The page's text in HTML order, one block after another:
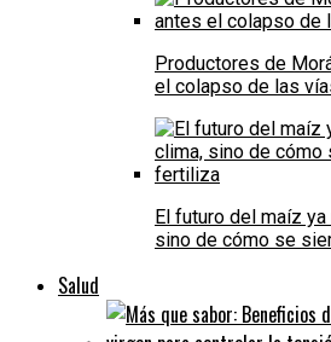
Productores de
el colapso de las
El futuro del maíz
sino de cómo se
Salud